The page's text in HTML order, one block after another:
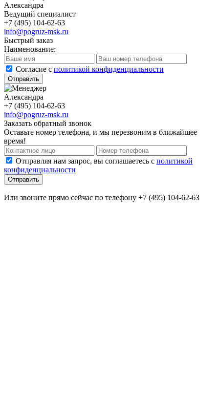
Александра
Ведущий специалист
+7 (495) 104-62-63
info@pogruz-msk.ru
Быстрый заказ
Наименование:
Cогласие с политикой конфиденциальности
Отправить
Александра
+7 (495) 104-62-63
info@pogruz-msk.ru
Заказать обратный звонок
Оставьте номер телефона, и мы перезвоним в ближайшее
время!
Отправляя нам запрос, вы соглашаетесь с политикой
конфиденциальности
Отправить
Или звоните прямо сейчас по телефону +7 (495) 104-62-63